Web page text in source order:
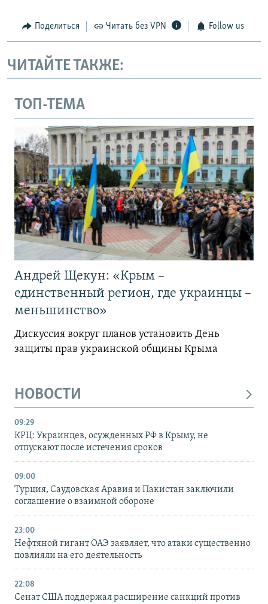
Поделиться Читать без VPN Follow us
ЧИТАЙТЕ ТАКЖЕ:
ТОП-ТЕМА
Андрей Щекун: «Крым –
единственный регион, где украинцы –
меньшинство»
Дискуссия вокруг планов установить День
защиты прав украинской общины Крыма
НОВОСТИ
09:29
КРЦ: Украинцев, осужденных РФ в Крыму, не
отпускают после истечения сроков
09:00
Турция, Саудовская Аравия и Пакистан заключили
соглашение о взаимной обороне
23:00
Нефтяной гигант ОАЭ заявляет, что атаки существенно
повлияли на его деятельность
22:08
Сенат США поддержал расширение санкций против